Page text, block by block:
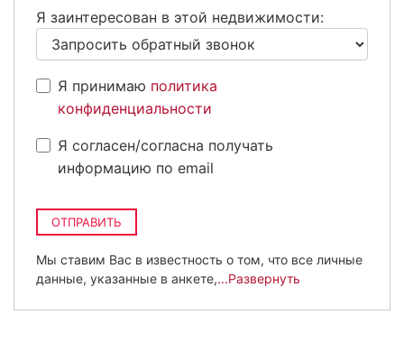
Я заинтересован в этой недвижимости:
Я принимаю политика
конфиденциальности
Я согласен/согласна получать
информацию по email
ОТПРАВИТЬ
Мы ставим Вас в известность о том, что все личные
данные, указанные в анкете,...Развернуть